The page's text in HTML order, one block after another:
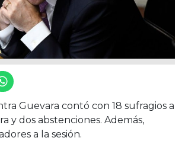
Guevara contó con 18 sufragios a
y dos abstenciones. Además,
a la sesión.